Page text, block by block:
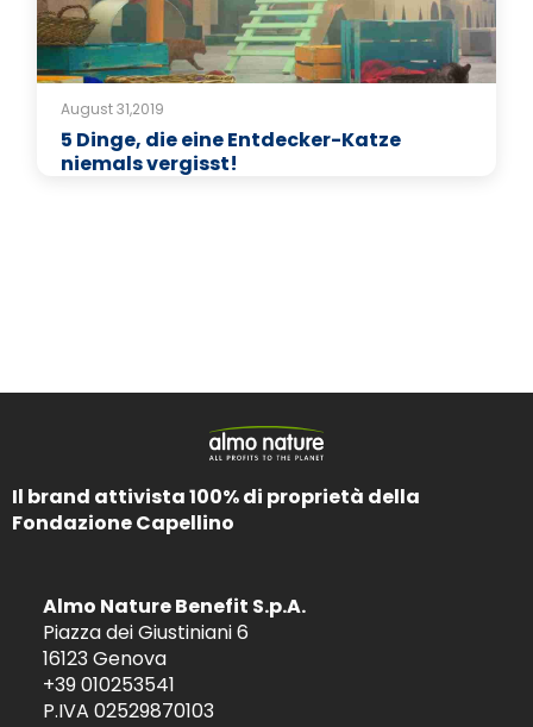
August 31,2019
5 Dinge, die eine Entdecker-Katze
niemals vergisst!
Il brand attivista 100% di proprietà della
Fondazione Capellino
Almo Nature Benefit S.p.A.
Piazza dei Giustiniani 6
16123 Genova
+39 010253541
P.IVA 02529870103